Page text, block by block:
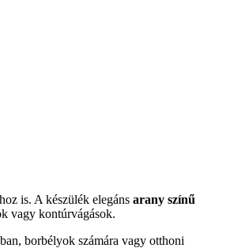
is. A készülék elegáns arany színű
vagy kontúrvágások.
borbélyok számára vagy otthoni